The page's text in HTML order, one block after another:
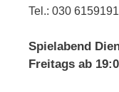
Tel.: 030 6159191
Spielabend
Freitags ab